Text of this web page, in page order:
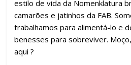
estilo de vida da Nomenklatura
camarões e jatinhos da FAB.
trabalhamos para alimentá-lo e
benesses para sobreviver.
aqui ?